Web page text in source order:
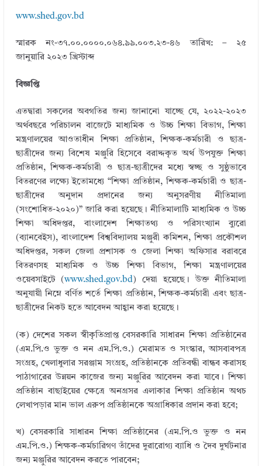
www.shed.gov.bd
স্মারক নং-৩৭.০০.০০০০.০৬৪.৯৯.০০৩.২৩-৪৬তারিখ: – ২৫
জানুয়ারি ২০২৩ খ্রিস্টাব্দ
বিজ্ঞপ্তি
এতদ্বারা সকলের অবগতির জন্য জানানাে যাচ্ছে যে, ২০২২-২০২৩
অর্থবছরে পরিচালন বাজেটে মাধ্যমিক ও উচ্চ শিক্ষা বিভাগ, শিক্ষা
মন্ত্রণালয়ের আওতাধীন শিক্ষা প্রতিষ্ঠান, শিক্ষক-কর্মচারী ও ছাত্র-
ছাত্রীদের জন্য বিশেষ মঞ্জুরি হিসেবে বরাদ্দকৃত অর্থ উপযুক্ত শিক্ষা
প্রতিষ্ঠান, শিক্ষক-কর্মচারী ও ছাত্র-ছাত্রীদের মধ্যে স্বচ্ছ ও সুষ্ঠুভাবে
বিতরণের লক্ষ্যে ইতােমধ্যে “শিক্ষা প্রতিষ্ঠান, শিক্ষক-কর্মচারী ও ছাত্র-
ছাত্রীদের অনুদান প্রদানের জন্য অনুসরণীয় নীতিমালা
(সংশােধিত-২০২০)” জারি করা হয়েছে। নীতিমালাটি মাধ্যমিক ও উচ্চ
শিক্ষা অধিদপ্তর, বাংলাদেশ শিক্ষাতথ্য ও পরিসংখ্যান ব্যুরাে
(ব্যানবেইস), বাংলাদেশ বিশ্ববিদ্যালয় মঞ্জুরী কমিশন, শিক্ষা প্রকৌশল
অধিদপ্তর, সকল জেলা প্রশাসক ও জেলা শিক্ষা অফিসার বরাবরে
বিতরণসহ মাধ্যমিক ও উচ্চ শিক্ষা বিভাগ, শিক্ষা মন্ত্রণালয়ের
ওয়েবসাইটে (www.shed.gov.bd) দেয়া হয়েছে। উক্ত নীতিমালা
অনুযায়ী নিম্নে বর্ণিত শর্তে শিক্ষা প্রতিষ্ঠান, শিক্ষক-কর্মচারী এবং ছাত্র-
ছাত্রীদের নিকট হতে আবেদন আহ্বান করা হয়েছে।
(ক)দেশের সকল স্বীকৃতিপ্রাপ্ত বেসরকারি সাধারন শিক্ষা প্রতিষ্ঠানের
(এম.পি.ও ভুক্ত ও নন এম.পি.ও.) মেরামত ও সংস্কার, আসবাবপত্র
সংগ্রহ, খেলাধুলার সরঞ্জাম সংগ্রহ, প্রতিষ্ঠানকে প্রতিবন্ধী বান্ধব করাসহ
পাঠাগারের উন্নয়ন কাজের জন্য মঞ্জুরির আবেদন করা যাবে। শিক্ষা
প্রতিষ্ঠান বাছাইয়ের ক্ষেত্রে অনগ্রসর এলাকার শিক্ষা প্রতিষ্ঠান অথচ
লেখাপড়ার মান ভাল এরুপ প্রতিষ্ঠানকে অগ্রাধিকার প্রদান করা হবে;
খ) বেসরকারি সাধারন শিক্ষা প্রতিষ্ঠানের (এম.পি.ও ভুক্ত ও নন
এম.পি.ও.) শিক্ষক-কর্মচারিগণ তাঁদের দুরারােগ্য ব্যাধি ও দৈব দুর্ঘটনার
জন্য মঞ্জুরির আবেদন করতে পারবেন;